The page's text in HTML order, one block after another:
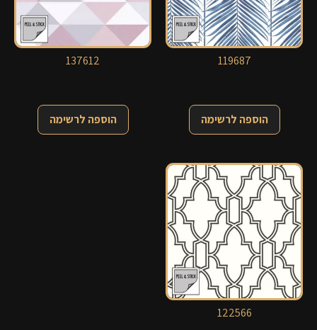
119687
הוספה לרשימה
137612
הוספה לרשימה
122566